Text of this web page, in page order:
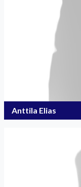
Anttila Elias